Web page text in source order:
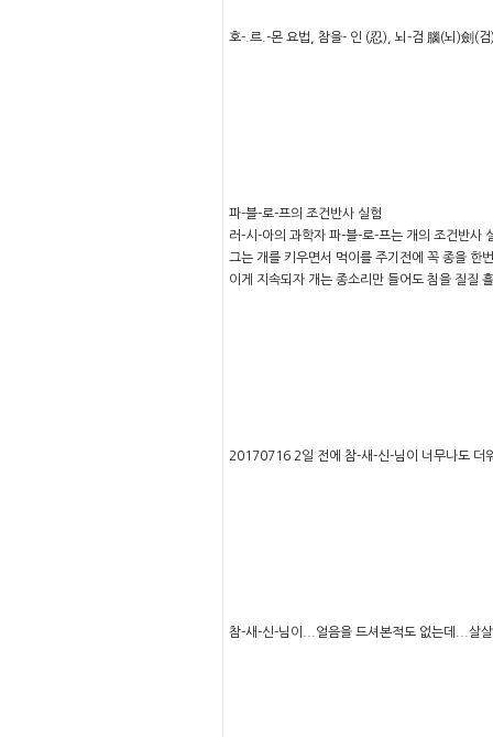
호-.르.-몬 요법, 참을- 인 (忍), 뇌-검 腦(뇌)劍(
파-블-로-프의 조건반사 실험
러-시-아의 과학자 파-블-로-프는 개의 조건반사
그는 개를 키우면서 먹이를 주기전에 꼭 종을 한
이게 지속되자 개는 종소리만 들어도 침을 질질
20170716 2일 전에 참-새-신-님이 너무나도
참-새-신-님이...얼음을 드셔본적도 없는데...살